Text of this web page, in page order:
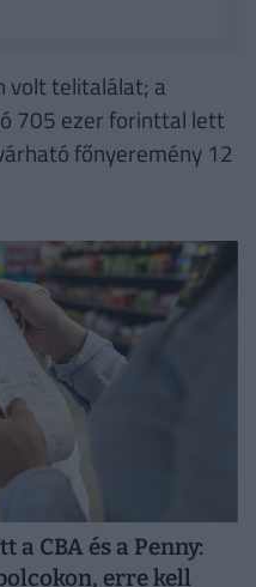
volt telitalálat; a
705 ezer forinttal lett
főnyeremény 12
CBA és a Penny:
erre kell